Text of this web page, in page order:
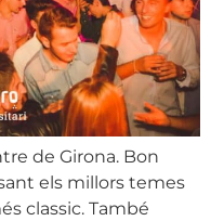
de Girona. Bon
els millors temes
classic. També